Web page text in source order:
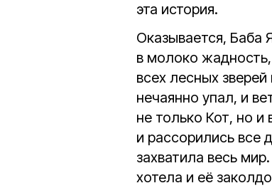
эта история.
Оказывается, Баба
в молоко
всех лесных
нечаянно упал, и
не только Кот, но
и рассорились все
захватила весь
хотела и её